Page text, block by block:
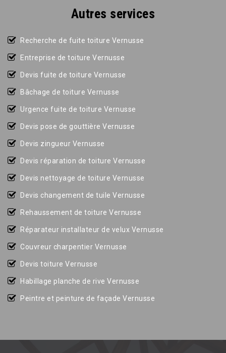
Autres services
Recherche de fuite toiture Vernusse
Entreprise de toiture Vernusse
Devis fuite de toiture Vernusse
Bâchage de toiture Vernusse
Urgence fuite de toiture Vernusse
Devis pose de gouttière Vernusse
Devis zingueur Vernusse
Devis réparation de toiture Vernusse
Devis nettoyage de toiture Vernusse
Devis changement de tuile Vernusse
Rehaussement de toiture Vernusse
Réparateur installateur de velux Vernusse
Couvreur charpentier Vernusse
Devis toiture Vernusse
Habillage planche de rive Vernusse
Peintre et peinture de façade Vernusse